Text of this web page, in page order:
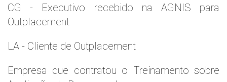
CG - Executivo recebido na AGNIS para
Outplacement
LA - Cliente de Outplacement
Empresa que contratou o Treinamento sobre